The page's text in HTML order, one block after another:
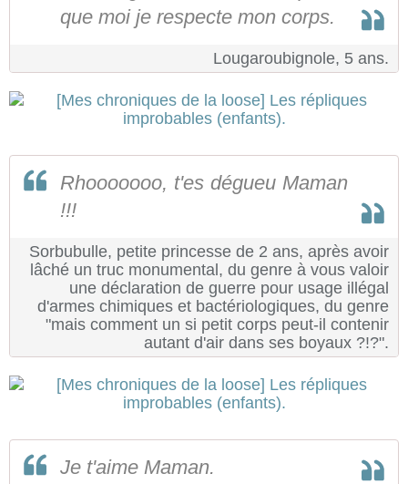
que moi je respecte mon corps.
Lougaroubignole, 5 ans.
Rhooooooo, t'es dégueu Maman
!!!
Sorbubulle, petite princesse de 2 ans, après avoir
lâché un truc monumental, du genre à vous valoir
une déclaration de guerre pour usage illégal
d'armes chimiques et bactériologiques, du genre
"mais comment un si petit corps peut-il contenir
autant d'air dans ses boyaux ?!?".
Je t'aime Maman.